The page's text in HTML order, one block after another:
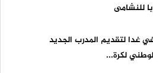
للنشامى
غدا لتقديم المدرب الجديد
لكرة...